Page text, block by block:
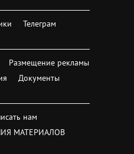
Телеграм
Размещение рекламы
Документы
нам
МАТЕРИАЛОВ